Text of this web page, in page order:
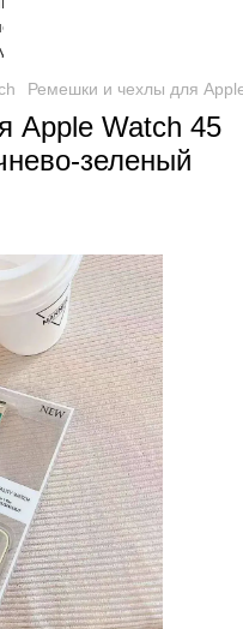
Ремешки и чехлы для
Apple Watch 45
зеленый